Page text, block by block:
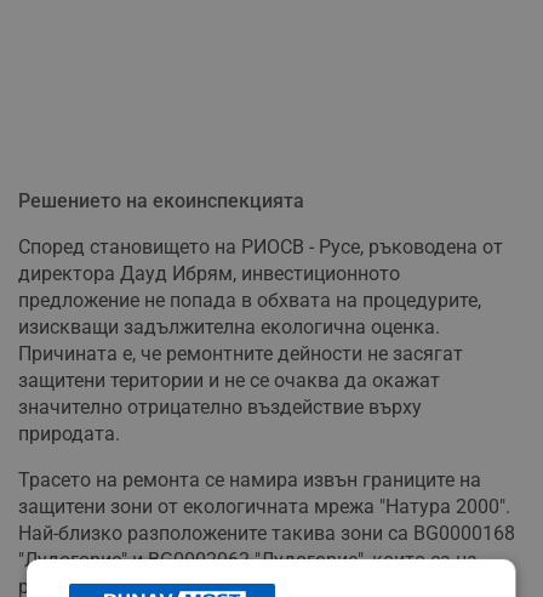
Решението на екоинспекцията
Според становището на РИОСВ - Русе, ръководена от
директора Дауд Ибрям, инвестиционното
предложение не попада в обхвата на процедурите,
изискващи задължителна екологична оценка.
Причината е, че ремонтните дейности не засягат
защитени територии и не се очаква да окажат
значително отрицателно въздействие върху
природата.
Трасето на ремонта се намира извън границите на
защитени зони от екологичната мрежа "Натура 2000".
Най-близко разположените такива зони са BG0000168
"Лудогорие" и BG0002062 "Лудогорие", които са на
разстояние от около 2582 метра от мястото на